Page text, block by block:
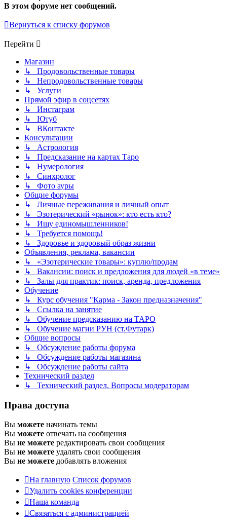
В этом форуме нет сообщений.
Вернуться к списку форумов
Перейти
Магазин
↳ Продовольственные товары
↳ Непродовольственные товары
↳ Услуги
Прямой эфир в соцсетях
↳ Инстаграм
↳ Ютуб
↳ ВКонтакте
Консультации
↳ Астрология
↳ Предсказание на картах Таро
↳ Нумерология
↳ Синхролог
↳ Фото ауры
Общие форумы
↳ Личные переживания и личный опыт
↳ Эзотерический «рынок»: кто есть кто?
↳ Ищу единомышленников!
↳ Требуется помощь!
↳ Здоровье и здоровый образ жизни
Объявления, реклама, вакансии
↳ «Эзотерические товары»: куплю/продам
↳ Вакансии: поиск и предложения для людей «в теме»
↳ Залы для практик: поиск, аренда, предложения
Обучение
↳ Курс обучения "Карма - Закон предназначения"
↳ Ссылка на занятие
↳ Обучение предсказанию на ТАРО
↳ Обучение магии РУН (ст.Футарк)
Общие вопросы
↳ Обсуждение работы форума
↳ Обсуждение работы магазина
↳ Обсуждение работы сайта
Технический раздел
↳ Технический раздел. Вопросы модераторам
Права доступа
Вы можете начинать темы
Вы можете отвечать на сообщения
Вы не можете редактировать свои сообщения
Вы не можете удалять свои сообщения
Вы не можете добавлять вложения
На главную Список форумов
Удалить cookies конференции
Наша команда
Связаться с администрацией